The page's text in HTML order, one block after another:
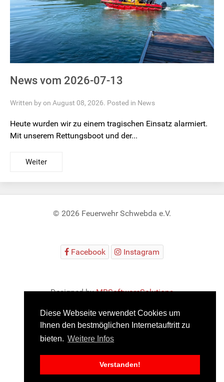
Diese Webseite verwendet Cookies um
Ihnen den bestmöglichen Internetauftritt zu
bieten. Weitere Infos
Verstanden!
News vom 2026-07-13
Written by on August 08, 2026. Posted in News
Heute wurden wir zu einem tragischen Einsatz alarmiert.
Mit unserem Rettungsboot und der...
Weiter
© 2026 Feuerwehr Schwebda e.V.
Facebook Instagram
Designed byMBSoftwareSolutions
Impressum Datenschutz